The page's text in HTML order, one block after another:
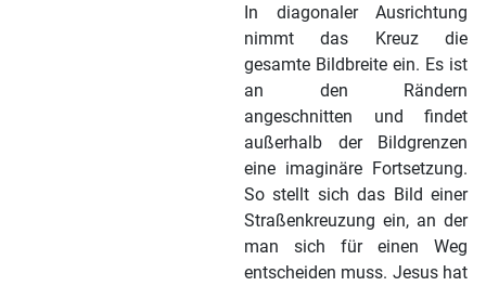
In diagonaler Ausrichtung
nimmt das Kreuz die
gesamte Bildbreite ein. Es ist
an den Rändern
angeschnitten und findet
außerhalb der Bildgrenzen
eine imaginäre Fortsetzung.
So stellt sich das Bild einer
Straßenkreuzung ein, an der
man sich für einen Weg
entscheiden muss. Jesus hat